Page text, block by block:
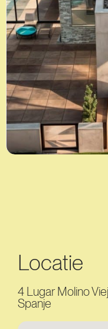
Locatie
4 Lugar Molino
Spanje